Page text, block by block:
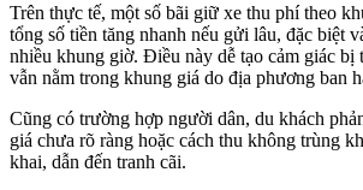
Trên thực tế, một số bãi giữ xe thu phí theo
tổng số tiền tăng nhanh nếu gửi lâu, đặc biệt
nhiều khung giờ. Điều này dễ tạo cảm giác bị
vẫn nằm trong khung giá do địa phương ban
Cũng có trường hợp người dân, du khách
giá chưa rõ ràng hoặc cách thu không trùng
khai, dẫn đến tranh cãi.